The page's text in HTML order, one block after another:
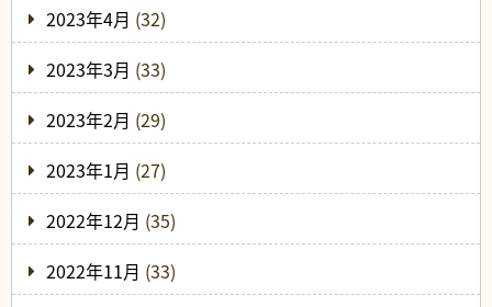
2023年4月 (32)
2023年3月 (33)
2023年2月 (29)
2023年1月 (27)
2022年12月 (35)
2022年11月 (33)